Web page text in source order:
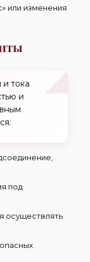
или изменения
тока
и
под
осуществлять